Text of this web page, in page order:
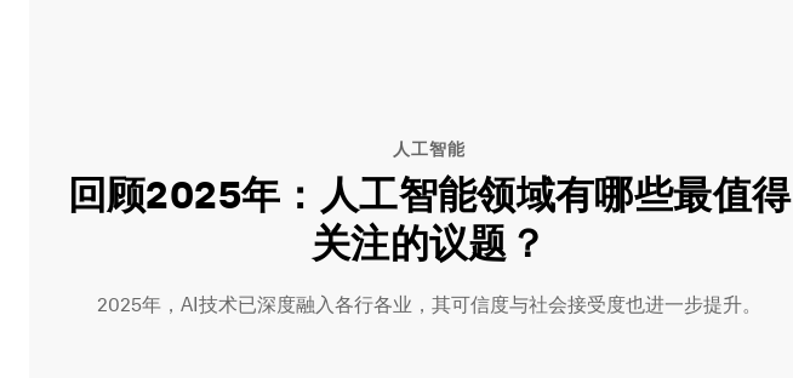
人工智能
回顾2025年：人工智能领域有哪些最值得
关注的议题？
2025年，AI技术已深度融入各行各业，其可信度与社会接受度也进一步提升。